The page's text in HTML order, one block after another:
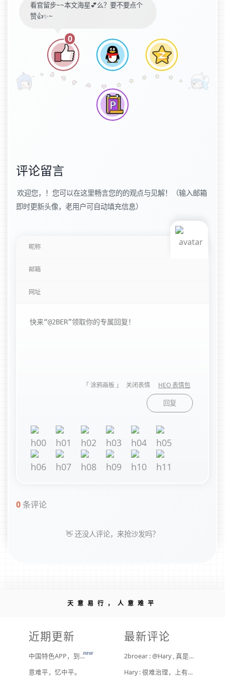
看官留步~~本文海星💕么？要不要点个
赞👍✨~
0
评论留言
欢迎您，！您可以在这里畅言您的的观点与见解！（输入邮箱
即时更新头像，老用户可自动填充信息）
「 涂鸦画板 」 关闭表情 HEO 表情包
回复
0条评论
👋 还没人评论，来抢沙发吗？
天意易行，人意难平
近期更新
中国特色APP，到底谁来治？new
意难平，忆中平。
最新评论
2broear : @Hary , 真是给他们惯坏了！ [ Emoji Image ]
Hary : 很难治理，上有政策下有对策，真整治了也是消停一阵，还是得告诉他们要注意一点